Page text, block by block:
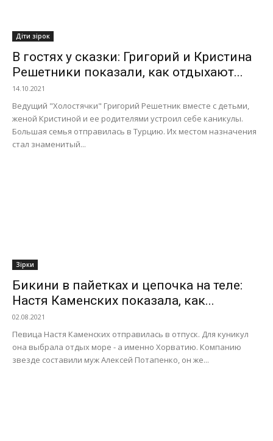
Діти зірок
В гостях у сказки: Григорий и Кристина
Решетники показали, как отдыхают...
14.10.2021
Ведущий "Холостячки" Григорий Решетник вместе с детьми,
женой Кристиной и ее родителями устроил себе каникулы.
Большая семья отправилась в Турцию. Их местом назначения
стал знаменитый...
Зірки
Бикини в пайетках и цепочка на теле:
Настя Каменских показала, как...
02.08.2021
Певица Настя Каменских отправилась в отпуск. Для куникул
она выбрала отдых море - а именно Хорватию. Компанию
звезде составили муж Алексей Потапенко, он же...